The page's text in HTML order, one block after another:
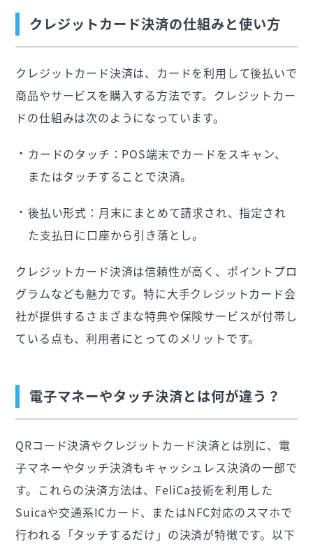
クレジットカード決済の仕組みと使い方
クレジットカード決済は、カードを利用して後払いで
商品やサービスを購入する方法です。クレジットカー
ドの仕組みは次のようになっています。
カードのタッチ：POS端末でカードをスキャン、
またはタッチすることで決済。
後払い形式：月末にまとめて請求され、指定され
た支払日に口座から引き落とし。
クレジットカード決済は信頼性が高く、ポイントプロ
グラムなども魅力です。特に大手クレジットカード会
社が提供するさまざまな特典や保険サービスが付帯し
ている点も、利用者にとってのメリットです。
電子マネーやタッチ決済とは何が違う？
QRコード決済やクレジットカード決済とは別に、電
子マネーやタッチ決済もキャッシュレス決済の一部で
す。これらの決済方法は、FeliCa技術を利用した
Suicaや交通系ICカード、またはNFC対応のスマホで
行われる「タッチするだけ」の決済が特徴です。以下